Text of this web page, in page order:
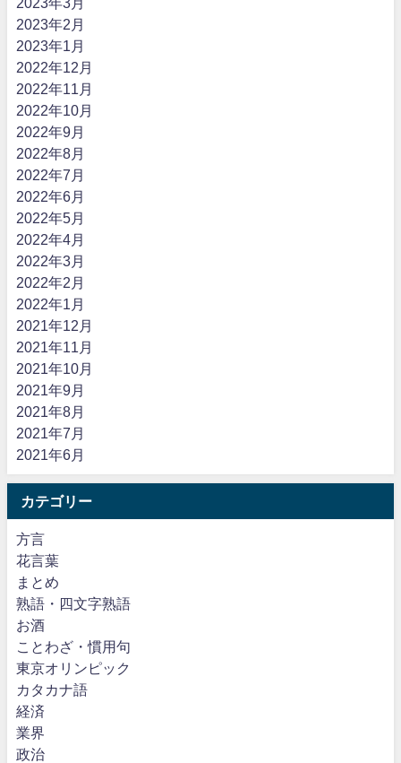
2023年3月
2023年2月
2023年1月
2022年12月
2022年11月
2022年10月
2022年9月
2022年8月
2022年7月
2022年6月
2022年5月
2022年4月
2022年3月
2022年2月
2022年1月
2021年12月
2021年11月
2021年10月
2021年9月
2021年8月
2021年7月
2021年6月
カテゴリー
方言
花言葉
まとめ
熟語・四文字熟語
お酒
ことわざ・慣用句
東京オリンピック
カタカナ語
経済
業界
政治